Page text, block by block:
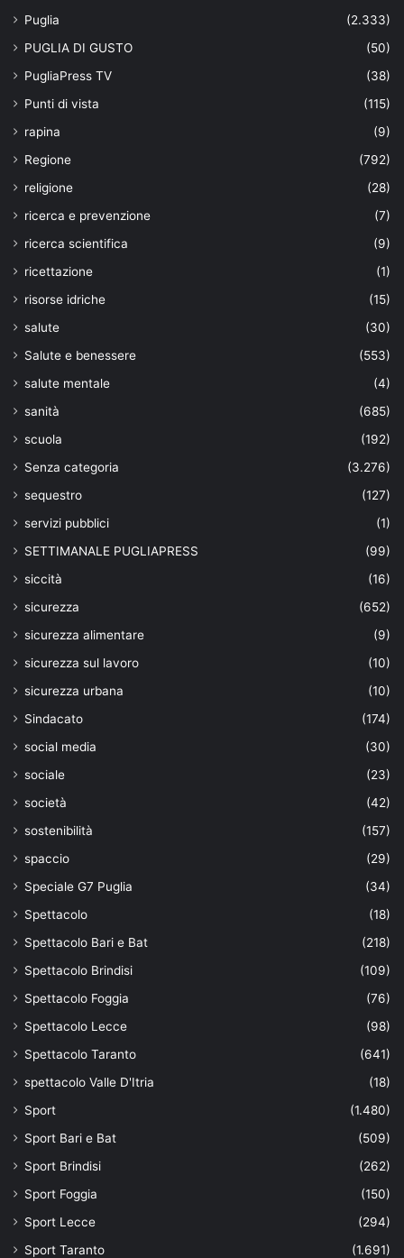
Puglia
(2.333)
PUGLIA DI GUSTO
(50)
PugliaPress TV
(38)
Punti di vista
(115)
rapina
(9)
Regione
(792)
religione
(28)
ricerca e prevenzione
(7)
ricerca scientifica
(9)
ricettazione
(1)
risorse idriche
(15)
salute
(30)
Salute e benessere
(553)
salute mentale
(4)
sanità
(685)
scuola
(192)
Senza categoria
(3.276)
sequestro
(127)
servizi pubblici
(1)
SETTIMANALE PUGLIAPRESS
(99)
siccità
(16)
sicurezza
(652)
sicurezza alimentare
(9)
sicurezza sul lavoro
(10)
sicurezza urbana
(10)
Sindacato
(174)
social media
(30)
sociale
(23)
società
(42)
sostenibilità
(157)
spaccio
(29)
Speciale G7 Puglia
(34)
Spettacolo
(18)
Spettacolo Bari e Bat
(218)
Spettacolo Brindisi
(109)
Spettacolo Foggia
(76)
Spettacolo Lecce
(98)
Spettacolo Taranto
(641)
spettacolo Valle D'Itria
(18)
Sport
(1.480)
Sport Bari e Bat
(509)
Sport Brindisi
(262)
Sport Foggia
(150)
Sport Lecce
(294)
Sport Taranto
(1.691)